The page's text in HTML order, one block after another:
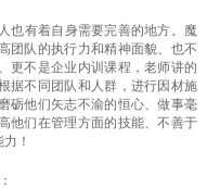
也有着自身需要完善的地方。魔
团队的执行力和精神面貌、也不
更不是企业内训课程，老师讲的
据不同团队和人群，进行因材施
砺他们矢志不渝的恒心、做事毫
他们在管理方面的技能、不善于
！